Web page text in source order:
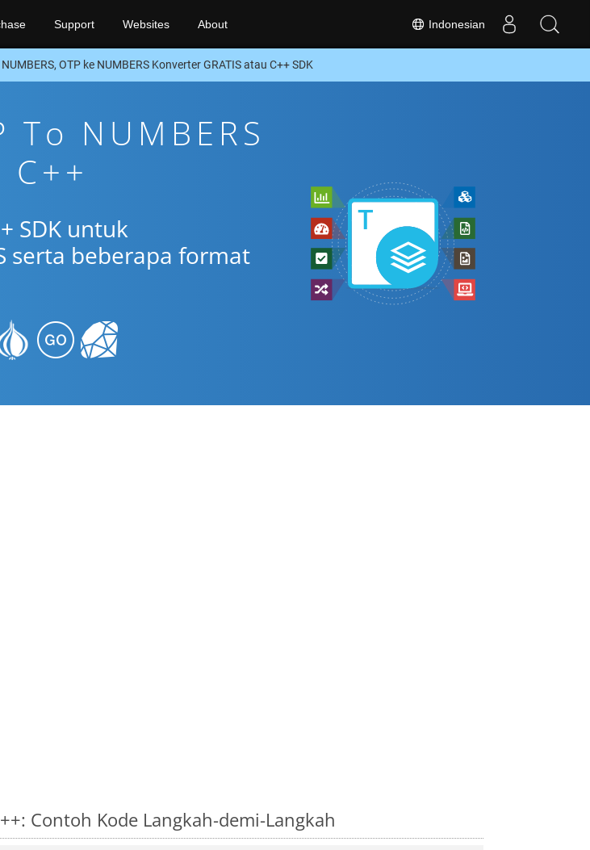
Indonesian
Support Websites About
OTP ke NUMBERS Konverter GRATIS atau C++ SDK
NUMBERS
SDK untuk
serta beberapa format
Contoh Kode Langkah-demi-Langkah